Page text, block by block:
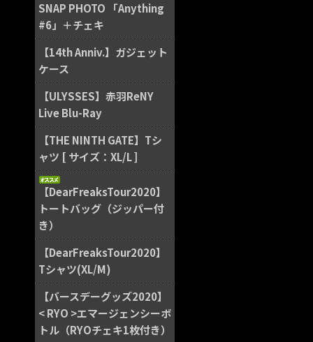
SNAP PHOTO 「Anything
#6」＋チェキ
【14th Anniv.】ガジェット
ケース
【ULYSSES】赤羽ReNY
Live Blu-Ray
【THE NINTH GATE】Tシ
ャツ [ サイズ：XL/L ]
【DearFreaksTour2020】
トートバッグ（ジッパー付
き）
【DearFreaksTour2020】
Tシャツ(XL/M)
【バースデーグッズ2020】
< RYO >エマージェンシーボ
トル（RYOチェキ1枚付き）